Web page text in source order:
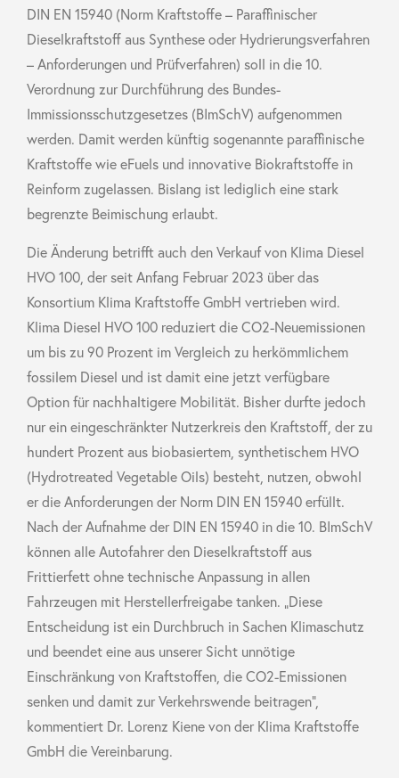
DIN EN 15940 (Norm Kraftstoffe – Paraffinischer
Dieselkraftstoff aus Synthese oder Hydrierungsverfahren
– Anforderungen und Prüfverfahren) soll in die 10.
Verordnung zur Durchführung des Bundes-
Immissionsschutzgesetzes (BImSchV) aufgenommen
werden. Damit werden künftig sogenannte paraffinische
Kraftstoffe wie eFuels und innovative Biokraftstoffe in
Reinform zugelassen. Bislang ist lediglich eine stark
begrenzte Beimischung erlaubt.
Die Änderung betrifft auch den Verkauf von Klima Diesel
HVO 100, der seit Anfang Februar 2023 über das
Konsortium Klima Kraftstoffe GmbH vertrieben wird.
Klima Diesel HVO 100 reduziert die CO2-Neuemissionen
um bis zu 90 Prozent im Vergleich zu herkömmlichem
fossilem Diesel und ist damit eine jetzt verfügbare
Option für nachhaltigere Mobilität. Bisher durfte jedoch
nur ein eingeschränkter Nutzerkreis den Kraftstoff, der zu
hundert Prozent aus biobasiertem, synthetischem HVO
(Hydrotreated Vegetable Oils) besteht, nutzen, obwohl
er die Anforderungen der Norm DIN EN 15940 erfüllt.
Nach der Aufnahme der DIN EN 15940 in die 10. BImSchV
können alle Autofahrer den Dieselkraftstoff aus
Frittierfett ohne technische Anpassung in allen
Fahrzeugen mit Herstellerfreigabe tanken. „Diese
Entscheidung ist ein Durchbruch in Sachen Klimaschutz
und beendet eine aus unserer Sicht unnötige
Einschränkung von Kraftstoffen, die CO2-Emissionen
senken und damit zur Verkehrswende beitragen“,
kommentiert Dr. Lorenz Kiene von der Klima Kraftstoffe
GmbH die Vereinbarung.